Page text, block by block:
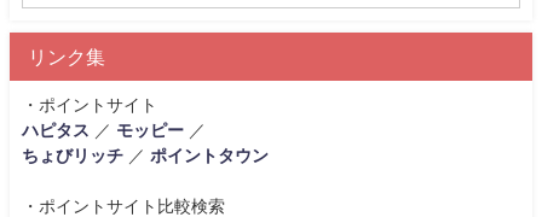
リンク集
・ポイントサイト
ハピタス
／ モッピー ／
ちょびリッチ ／ ポイントタウン
・ポイントサイト比較検索